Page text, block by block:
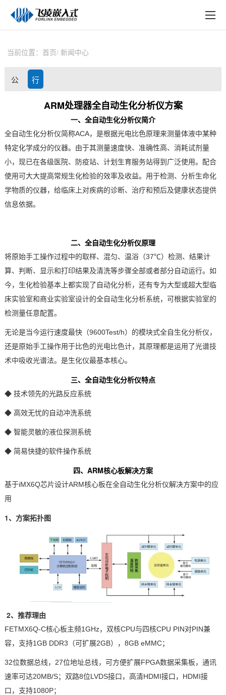
技术与支持
在线文档
方案定制
天猫商城
淘宝商城
在线购买
当前位置： 首页 新闻中心
公
态
行
讯
ARM处理器全自动生化分析仪方案
一、全自动生化分析仪简介
全自动生化分析仪简称ACA，是根据光电比色原理来测量体液中某种
特定化学成分的仪器。由于其测量速度快、准确性高、消耗试剂量
小，现已在各级医院、防疫站、计划生育服务站得到广泛使用。配合
使用可大大提高常规生化检验的效率及收益。用于检测、分析生命化
学物质的仪器，给临床上对疾病的诊断、治疗和预后及健康状态提供
信息依据。
二、全自动生化分析仪原理
将原始手工操作过程中的取样、混匀、温浴（37℃）检测、结果计
算、判断、显示和打印结果及清洗等步骤全部或者部分自动运行。如
今，生化检验基本上都实现了自动化分析，还有专为大型或超大型临
床实验室和商业实验室设计的全自动生化分析系统，可根据实验室的
检测量任意配置。
无论是当今运行速度最快（9600Test/h）的模块式全自生化分析仪，
还是原始手工操作用于比色的光电比色计，其原理都是运用了光谱技
术中吸收光谱法。是生化仪最基本核心。
三、 全自动生化分析仪特点
◆ 技术领先的光路反应系统
◆ 高效无忧的自动冲洗系统
◆ 智能灵敏的液位探测系统
◆ 简易快捷的软件操作系统
四、 ARM核心板解决方案
基于iMX6Q芯片设计ARM核心板在全自动生化分析仪解决方案中的应
用
1、方案拓扑图
2、推荐理由
FETMX6Q-C核心板主频1GHz，双核CPU与四核CPU PIN对PIN兼
容，支持1GB DDR3（可扩展2GB），8GB eMMC；
32位数据总线，27位地址总线，可方便扩展FPGA数据采集板，通讯
速率可达20MB/S；双路8位LVDS接口，高清HDMI接口，HDMI接
口，支持1080P；